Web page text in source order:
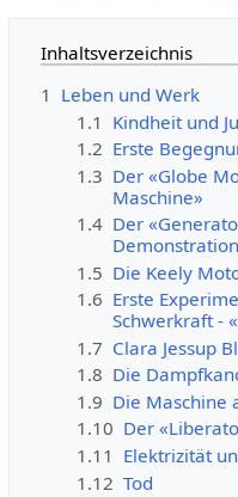
Inhaltsverzeichnis
1 Leben und Werk
1.1 Kindheit und
1.2 Erste
1.3 Der «Globe
Maschine»
1.4 Der
1.5 Die Keely
1.6 Erste
Schwerkraft -
1.7 Clara Jessup
1.8 Die
1.9 Die Maschine
1.10 Der
1.11 Elektrizität
1.12 Tod